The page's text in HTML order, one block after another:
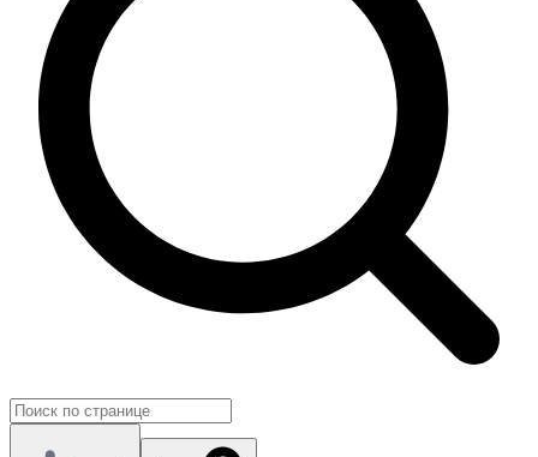
Ключ также открывает возможность пользоваться всеми
режимами обучения, что удобно новичкам жанра. В каталоге
GG.Store ключи Mortal Kombat 11 на разные издания и
площадки представлены в одной категории, что упрощает
подбор подходящего варианта под ваши планы на освоение
выпуска.